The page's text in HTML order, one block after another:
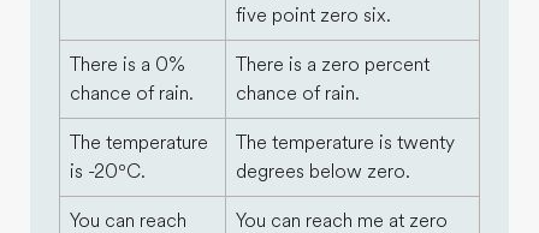
five point zero six.
There is a 0%
chance of rain.
There is a zero percent
chance of rain.
The temperature
is -20⁰C.
The temperature is twenty
degrees below zero.
You can reach
You can reach me at zero